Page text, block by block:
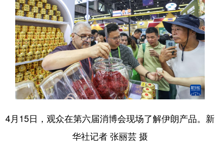
4月15日，观众在第六届消博会现场了解伊朗产品。新
华社记者 张丽芸 摄